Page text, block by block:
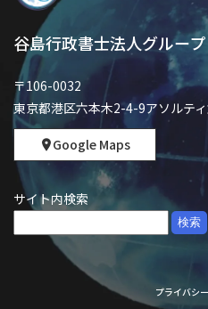
谷島行政書士法人グループ
〒106-0032
東京都港区六本木2-4-9アソルテ
Google Maps
サイト内検索
プライバシ